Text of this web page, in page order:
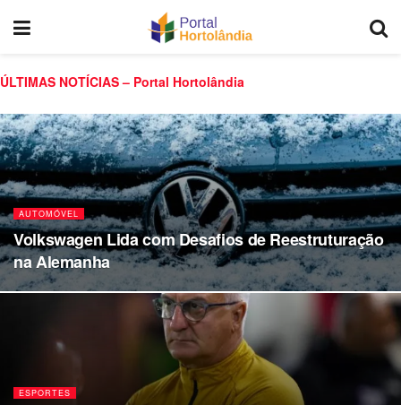
ÚLTIMAS NOTÍCIAS – Portal Hortolândia
AUTOMÓVEL
Volkswagen Lida com Desafios de Reestruturação
na Alemanha
ESPORTES